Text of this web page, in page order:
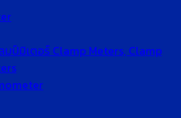
ป์มิเตอร์ Clamp Meters, Clamp